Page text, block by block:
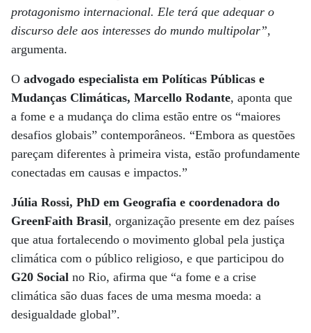
protagonismo internacional. Ele terá que adequar o
discurso dele aos interesses do mundo multipolar”,
argumenta.
O advogado especialista em Políticas Públicas e
Mudanças Climáticas, Marcello Rodante, aponta que
a fome e a mudança do clima estão entre os “maiores
desafios globais” contemporâneos. “Embora as questões
pareçam diferentes à primeira vista, estão profundamente
conectadas em causas e impactos.”
Júlia Rossi, PhD em Geografia e coordenadora do
GreenFaith Brasil, organização presente em dez países
que atua fortalecendo o movimento global pela justiça
climática com o público religioso, e que participou do
G20 Social no Rio, afirma que “a fome e a crise
climática são duas faces de uma mesma moeda: a
desigualdade global”.